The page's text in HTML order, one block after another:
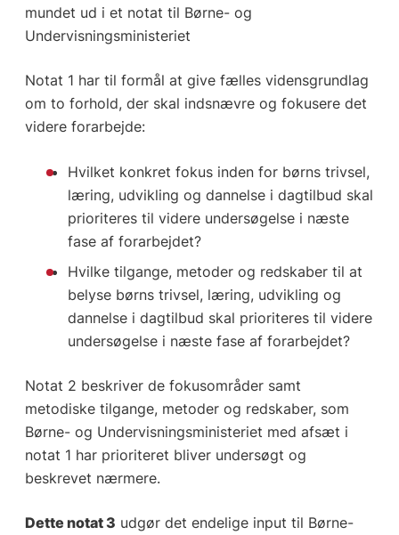
mundet ud i et notat til Børne- og
Undervisningsministeriet
Notat 1 har til formål at give fælles vidensgrundlag
om to forhold, der skal indsnævre og fokusere det
videre forarbejde:
Hvilket konkret fokus inden for børns trivsel,
læring, udvikling og dannelse i dagtilbud skal
prioriteres til videre undersøgelse i næste
fase af forarbejdet?
Hvilke tilgange, metoder og redskaber til at
belyse børns trivsel, læring, udvikling og
dannelse i dagtilbud skal prioriteres til videre
undersøgelse i næste fase af forarbejdet?
Notat 2 beskriver de fokusområder samt
metodiske tilgange, metoder og redskaber, som
Børne- og Undervisningsministeriet med afsæt i
notat 1 har prioriteret bliver undersøgt og
beskrevet nærmere.
Dette notat 3 udgør det endelige input til Børne-